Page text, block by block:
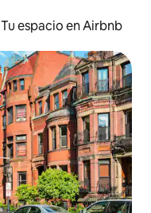
Tu espacio en Airbnb